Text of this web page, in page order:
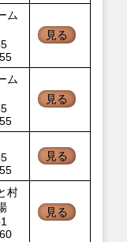
ム
見る
ム
見る
見る
村
見る